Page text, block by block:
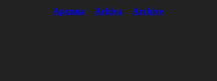
Архива Arhiva Archive